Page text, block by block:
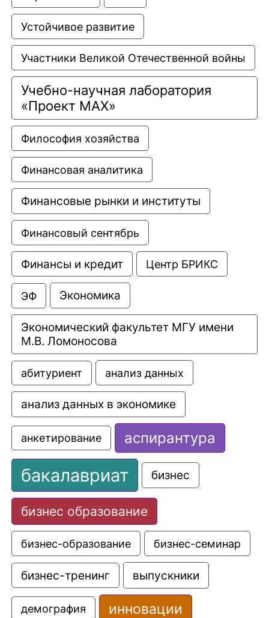
Устойчивое развитие
Участники Великой Отечественной войны
Учебно-научная лаборатория
«Проект МАХ»
Философия хозяйства
Финансовая аналитика
Финансовые рынки и институты
Финансовый сентябрь
Финансы и кредит Центр БРИКС
ЭФ Экономика
Экономический факультет МГУ имени
М.В. Ломоносова
абитуриент анализ данных
анализ данных в экономике
анкетирование аспирантура
бакалавриат бизнес
бизнес образование
бизнес-образование бизнес-семинар
бизнес-тренинг выпускники
демография инновации